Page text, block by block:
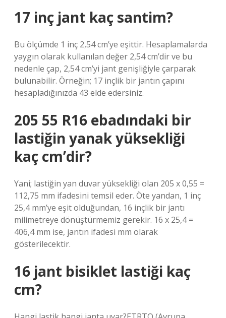
17 inç jant kaç santim?
Bu ölçümde 1 inç 2,54 cm’ye eşittir. Hesaplamalarda
yaygın olarak kullanılan değer 2,54 cm’dir ve bu
nedenle çap, 2,54 cm’yi jant genişliğiyle çarparak
bulunabilir. Örneğin; 17 inçlik bir jantın çapını
hesapladığınızda 43 elde edersiniz.
205 55 R16 ebadındaki bir
lastiğin yanak yüksekliği
kaç cm’dir?
Yani; lastiğin yan duvar yüksekliği olan 205 x 0,55 =
112,75 mm ifadesini temsil eder. Öte yandan, 1 inç
25,4 mm’ye eşit olduğundan, 16 inçlik bir jantı
milimetreye dönüştürmemiz gerekir. 16 x 25,4 =
406,4 mm ise, jantın ifadesi mm olarak
gösterilecektir.
16 jant bisiklet lastiği kaç
cm?